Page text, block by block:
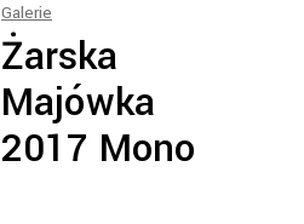
Galerie
Żarska
Majówka
2017 Mono